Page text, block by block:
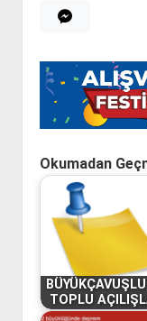
Okumadan
TOPLU